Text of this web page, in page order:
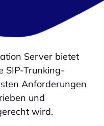
Server bietet
SIP-Trunking-
Anforderungen
und
wird.